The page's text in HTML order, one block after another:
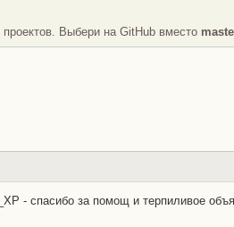
Выбери на GitHub вместо
- спасибо за помощ и терпиливое